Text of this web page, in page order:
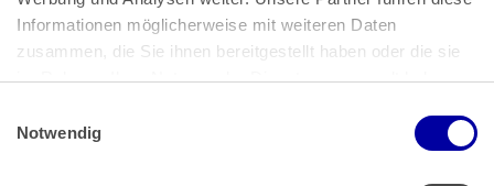
Informationen möglicherweise mit weiteren Daten
zusammen, die Sie ihnen bereitgestellt haben oder die sie
im Rahmen Ihrer Nutzung der Dienste gesammelt haben.
Impressum
Notwendig
53113 Bonn
Pressemitteilungen|AGB
Impressum|Datenschutz